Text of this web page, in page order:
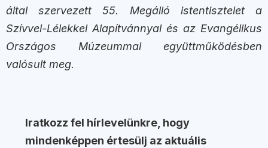
által szervezett 55. Megálló istentisztelet a
Szívvel-Lélekkel Alapítvánnyal és az Evangélikus
Országos Múzeummal együttműködésben
valósult meg.
Iratkozz fel hírlevelünkre, hogy
mindenképpen értesülj az aktuális